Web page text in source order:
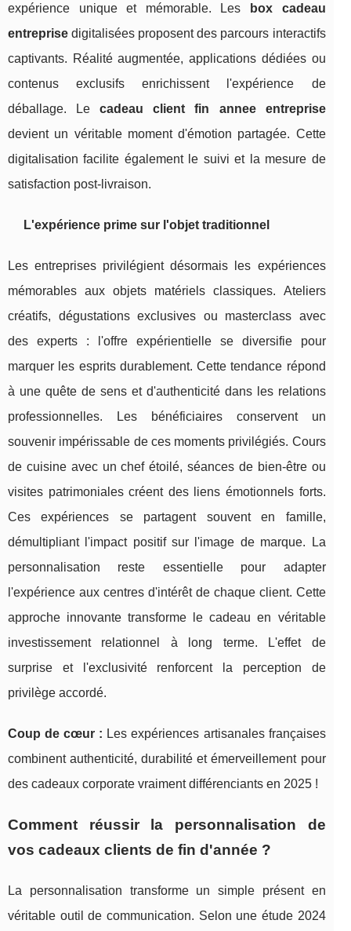
expérience unique et mémorable. Les
box cadeau
entreprise digitalisées proposent des parcours interactifs
captivants. Réalité augmentée, applications dédiées ou
contenus exclusifs enrichissent l'expérience de
déballage. Lecadeau client fin annee entreprise
devient un véritable moment d'émotion partagée. Cette
digitalisation facilite également le suivi et la mesure de
satisfaction post-livraison.
L'expérience prime sur l'objet traditionnel
Les entreprises privilégient désormais les expériences
mémorables aux objets matériels classiques. Ateliers
créatifs, dégustations exclusives ou masterclass avec
des experts : l'offre expérientielle se diversifie pour
marquer les esprits durablement. Cette tendance répond
à une quête de sens et d'authenticité dans les relations
professionnelles. Les bénéficiaires conservent un
souvenir impérissable de ces moments privilégiés. Cours
de cuisine avec un chef étoilé, séances de bien-être ou
visites patrimoniales créent des liens émotionnels forts.
Ces expériences se partagent souvent en famille,
démultipliant l'impact positif sur l'image de marque. La
personnalisation reste essentielle pour adapter
l'expérience aux centres d'intérêt de chaque client. Cette
approche innovante transforme le cadeau en véritable
investissement relationnel à long terme. L'effet de
surprise et l'exclusivité renforcent la perception de
privilège accordé.
Coup de cœur : Les expériences artisanales françaises
combinent authenticité, durabilité et émerveillement pour
des cadeaux corporate vraiment différenciants en 2025 !
Comment réussir la personnalisation de
vos cadeaux clients de fin d'année ?
La personnalisation transforme un simple présent en
véritable outil de communication. Selon une étude 2024